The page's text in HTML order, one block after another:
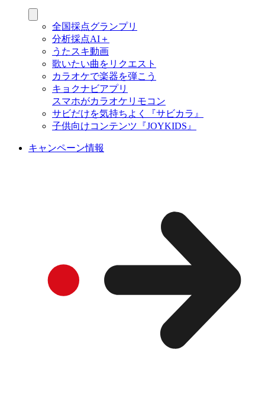
全国採点グランプリ
分析採点AI＋
うたスキ動画
歌いたい曲をリクエスト
カラオケで楽器を弾こう
キョクナビアプリ
スマホがカラオケリモコン
サビだけを気持ちよく『サビカラ』
子供向けコンテンツ『JOYKIDS』
キャンペーン情報